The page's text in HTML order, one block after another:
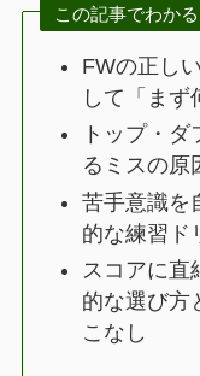
この記事でわか
FWの正し
して「ま
トップ・
るミスの原
苦手意識を
的な練習ド
スコアに直
的な選び方
こなし